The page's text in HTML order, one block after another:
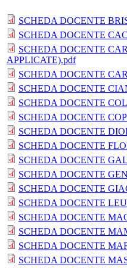
SCHEDA DOCENTE
SCHEDA DOCENTE
SCHEDA DOCENTE
APPLICATE).pdf
SCHEDA DOCENTE
SCHEDA DOCENTE
SCHEDA DOCENTE
SCHEDA DOCENTE
SCHEDA DOCENTE
SCHEDA DOCENTE
SCHEDA DOCENTE
SCHEDA DOCENTE
SCHEDA DOCENTE
SCHEDA DOCENTE
SCHEDA DOCENTE
SCHEDA DOCENTE
SCHEDA DOCENTE
SCHEDA DOCENTE